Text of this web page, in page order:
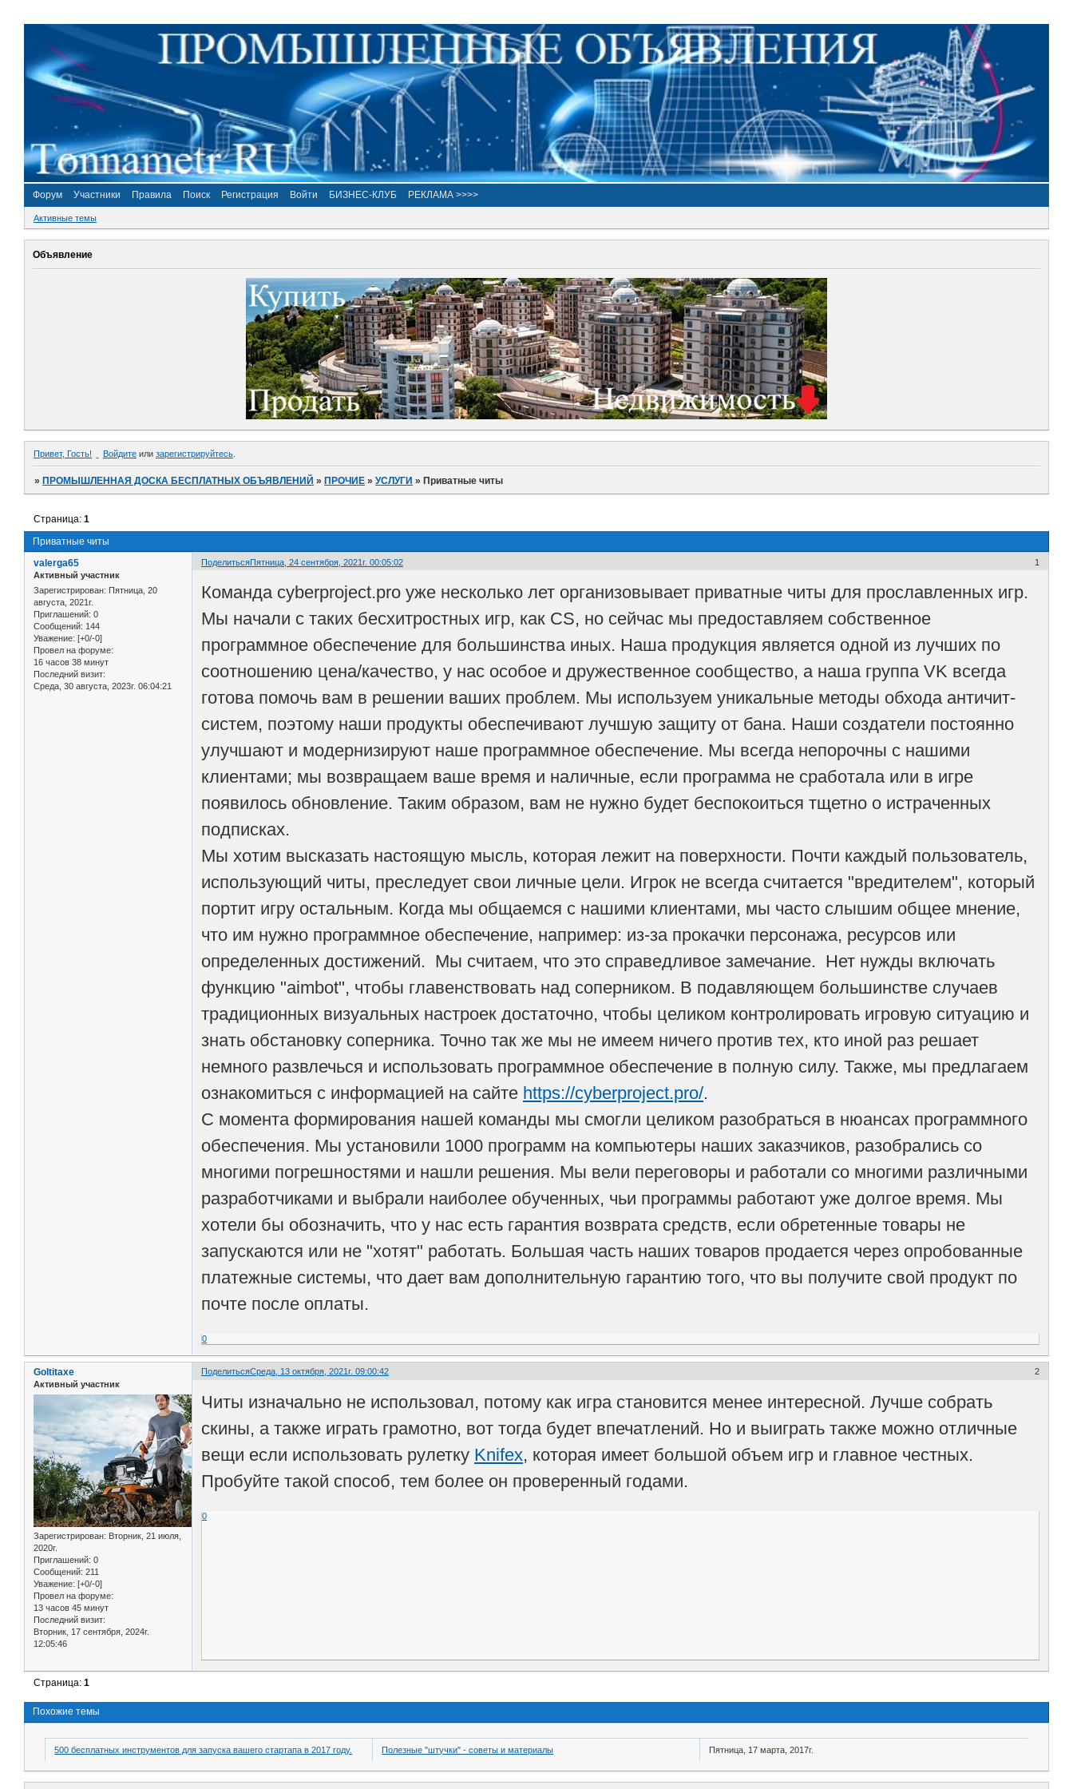
Форум Участники Правила Поиск Регистрация Войти БИЗНЕС-КЛУБ РЕКЛАМА >>>>
Активные темы
Объявление
Привет, Гость! Войдите или зарегистрируйтесь
»ПРОМЫШЛЕННАЯ ДОСКА БЕСПЛАТНЫХ ОБЪЯВЛЕНИЙ »ПРОЧИЕ »УСЛУГИ »Приватные читы
Приватные читы
Страница:1
Поделиться 1
Пятница, 24 сентября, 2021г. 00:05:02
valerga65
Активный участник
Зарегистрирован: Пятница, 20
августа, 2021г.
Приглашений: 0
Сообщений: 144
Уважение: [+0/-0]
Провел на форуме:
16 часов 38 минут
Последний визит:
Среда, 30 августа, 2023г. 06:04:21
Команда cyberproject.pro уже несколько лет организовывает приватные читы для прославленных игр.
Мы начали с таких бесхитростных игр, как CS, но сейчас мы предоставляем собственное
программное обеспечение для большинства иных. Наша продукция является одной из лучших по
соотношению цена/качество, у нас особое и дружественное сообщество, а наша группа VK всегда
готова помочь вам в решении ваших проблем. Мы используем уникальные методы обхода античит-
систем, поэтому наши продукты обеспечивают лучшую защиту от бана. Наши создатели постоянно
улучшают и модернизируют наше программное обеспечение. Мы всегда непорочны с нашими
клиентами; мы возвращаем ваше время и наличные, если программа не сработала или в игре
появилось обновление. Таким образом, вам не нужно будет беспокоиться тщетно о истраченных
подписках.
Мы хотим высказать настоящую мысль, которая лежит на поверхности. Почти каждый пользователь,
использующий читы, преследует свои личные цели. Игрок не всегда считается "вредителем", который
портит игру остальным. Когда мы общаемся с нашими клиентами, мы часто слышим общее мнение,
что им нужно программное обеспечение, например: из-за прокачки персонажа, ресурсов или
определенных достижений. Мы считаем, что это справедливое замечание. Нет нужды включать
функцию "aimbot", чтобы главенствовать над соперником. В подавляющем большинстве случаев
традиционных визуальных настроек достаточно, чтобы целиком контролировать игровую ситуацию и
знать обстановку соперника. Точно так же мы не имеем ничего против тех, кто иной раз решает
немного развлечься и использовать программное обеспечение в полную силу. Также, мы предлагаем
ознакомиться с информацией на сайте https://cyberproject.pro/.
С момента формирования нашей команды мы смогли целиком разобраться в нюансах программного
обеспечения. Мы установили 1000 программ на компьютеры наших заказчиков, разобрались со
многими погрешностями и нашли решения. Мы вели переговоры и работали со многими различными
разработчиками и выбрали наиболее обученных, чьи программы работают уже долгое время. Мы
хотели бы обозначить, что у нас есть гарантия возврата средств, если обретенные товары не
запускаются или не "хотят" работать. Большая часть наших товаров продается через опробованные
платежные системы, что дает вам дополнительную гарантию того, что вы получите свой продукт по
почте после оплаты.
0
Поделиться 2
Среда, 13 октября, 2021г. 09:00:42
Goltitaxe
Активный участник
Зарегистрирован: Вторник, 21 июля,
2020г.
Приглашений: 0
Сообщений: 211
Уважение: [+0/-0]
Провел на форуме:
13 часов 45 минут
Последний визит:
Вторник, 17 сентября, 2024г.
12:05:46
Читы изначально не использовал, потому как игра становится менее интересной. Лучше собрать
скины, а также играть грамотно, вот тогда будет впечатлений. Но и выиграть также можно отличные
вещи если использовать рулетку Knifex, которая имеет большой объем игр и главное честных.
Пробуйте такой способ, тем более он проверенный годами.
0
Страница:1
Похожие темы
500 бесплатных инструментов для запуска вашего стартапа в 2017 году. Полезные "штучки" - советы и материалы Пятница, 17 марта, 2017г.